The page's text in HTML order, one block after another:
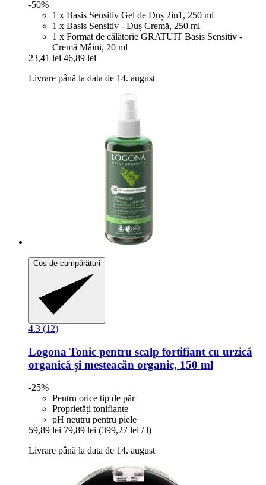
-50%
1 x Basis Sensitiv Gel de Duș 2in1, 250 ml
1 x Basis Sensitiv - Duș Cremă, 250 ml
1 x Format de călătorie GRATUIT Basis Sensitiv -
Cremă Mâini, 20 ml
23,41 lei 46,89 lei
Livrare până la data de 14. august
Coș de cumpărături
4.3 (12)
Logona Tonic pentru scalp fortifiant cu urzică
organică și mesteacăn organic, 150 ml
-25%
Pentru orice tip de păr
Proprietăți tonifiante
pH neutru pentru piele
59,89 lei 79,89 lei (399,27 lei / l)
Livrare până la data de 14. august